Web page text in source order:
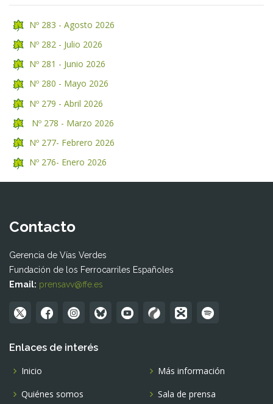
Nº 283 - Agosto 2026
Nº 282 - Julio 2026
Nº 281 - Junio 2026
Nº 280 - Mayo 2026
Nº 279 - Abril 2026
Nº 278 - Marzo 2026
Nº 277- Febrero 2026
Nº 276- Enero 2026
Contacto
Gerencia de Vías Verdes
Fundación de los Ferrocarriles Españoles
Email: prensavv@ffe.es
Enlaces de interés
Inicio
Quiénes somos
Más información
Sala de prensa